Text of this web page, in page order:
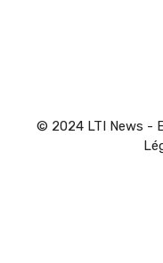
© 2024 LTI News -